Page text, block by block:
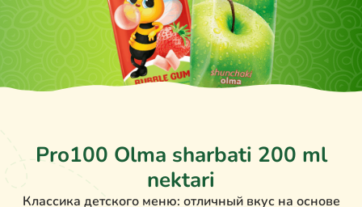
Pro100 Olma sharbati 200 ml
nektari
Классика детского меню: отличный вкус на основе